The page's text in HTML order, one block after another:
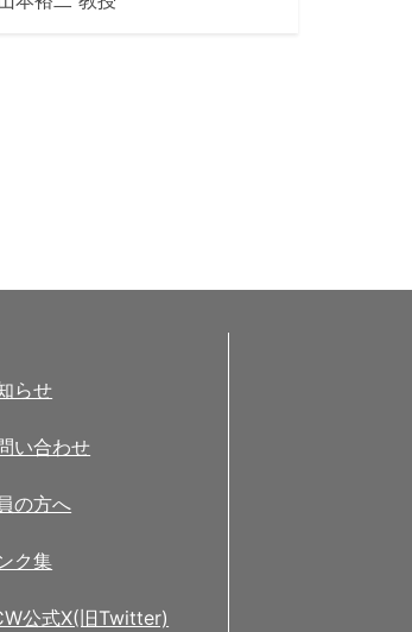
らせ
い合わせ
の方へ
ク集
公式X(旧Twitter)